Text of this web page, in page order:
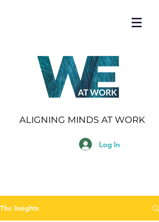
ALIGNING MINDS AT WORK
Log In
The Insights